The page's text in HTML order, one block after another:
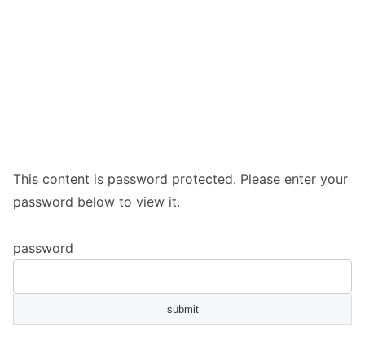
This content is password protected. Please enter your
password below to view it.
password